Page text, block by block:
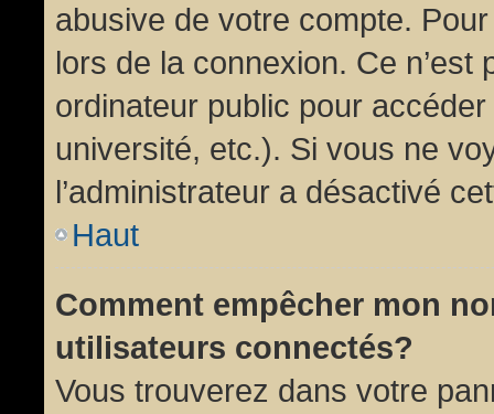
abusive de votre compte.
lors de la connexion. Ce
ordinateur public pour
université, etc.). Si vous ne
l’administrateur a désactivé
Haut
Comment empêcher mon
utilisateurs connectés?
Vous trouverez dans votre